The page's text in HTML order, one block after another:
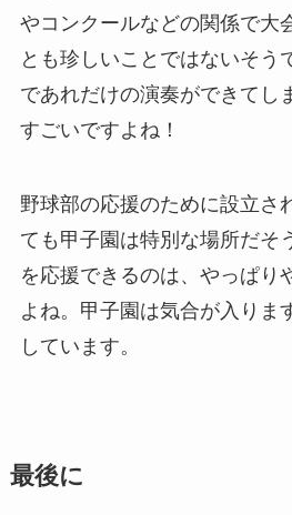
やコンクールなどの関係で大
とも珍しいことではないそう
であれだけの演奏ができてし
すごいですよね！
野球部の応援のために設立さ
ても甲子園は特別な場所だそ
を応援できるのは、やっぱり
よね。甲子園は気合が入りま
しています。
最後に